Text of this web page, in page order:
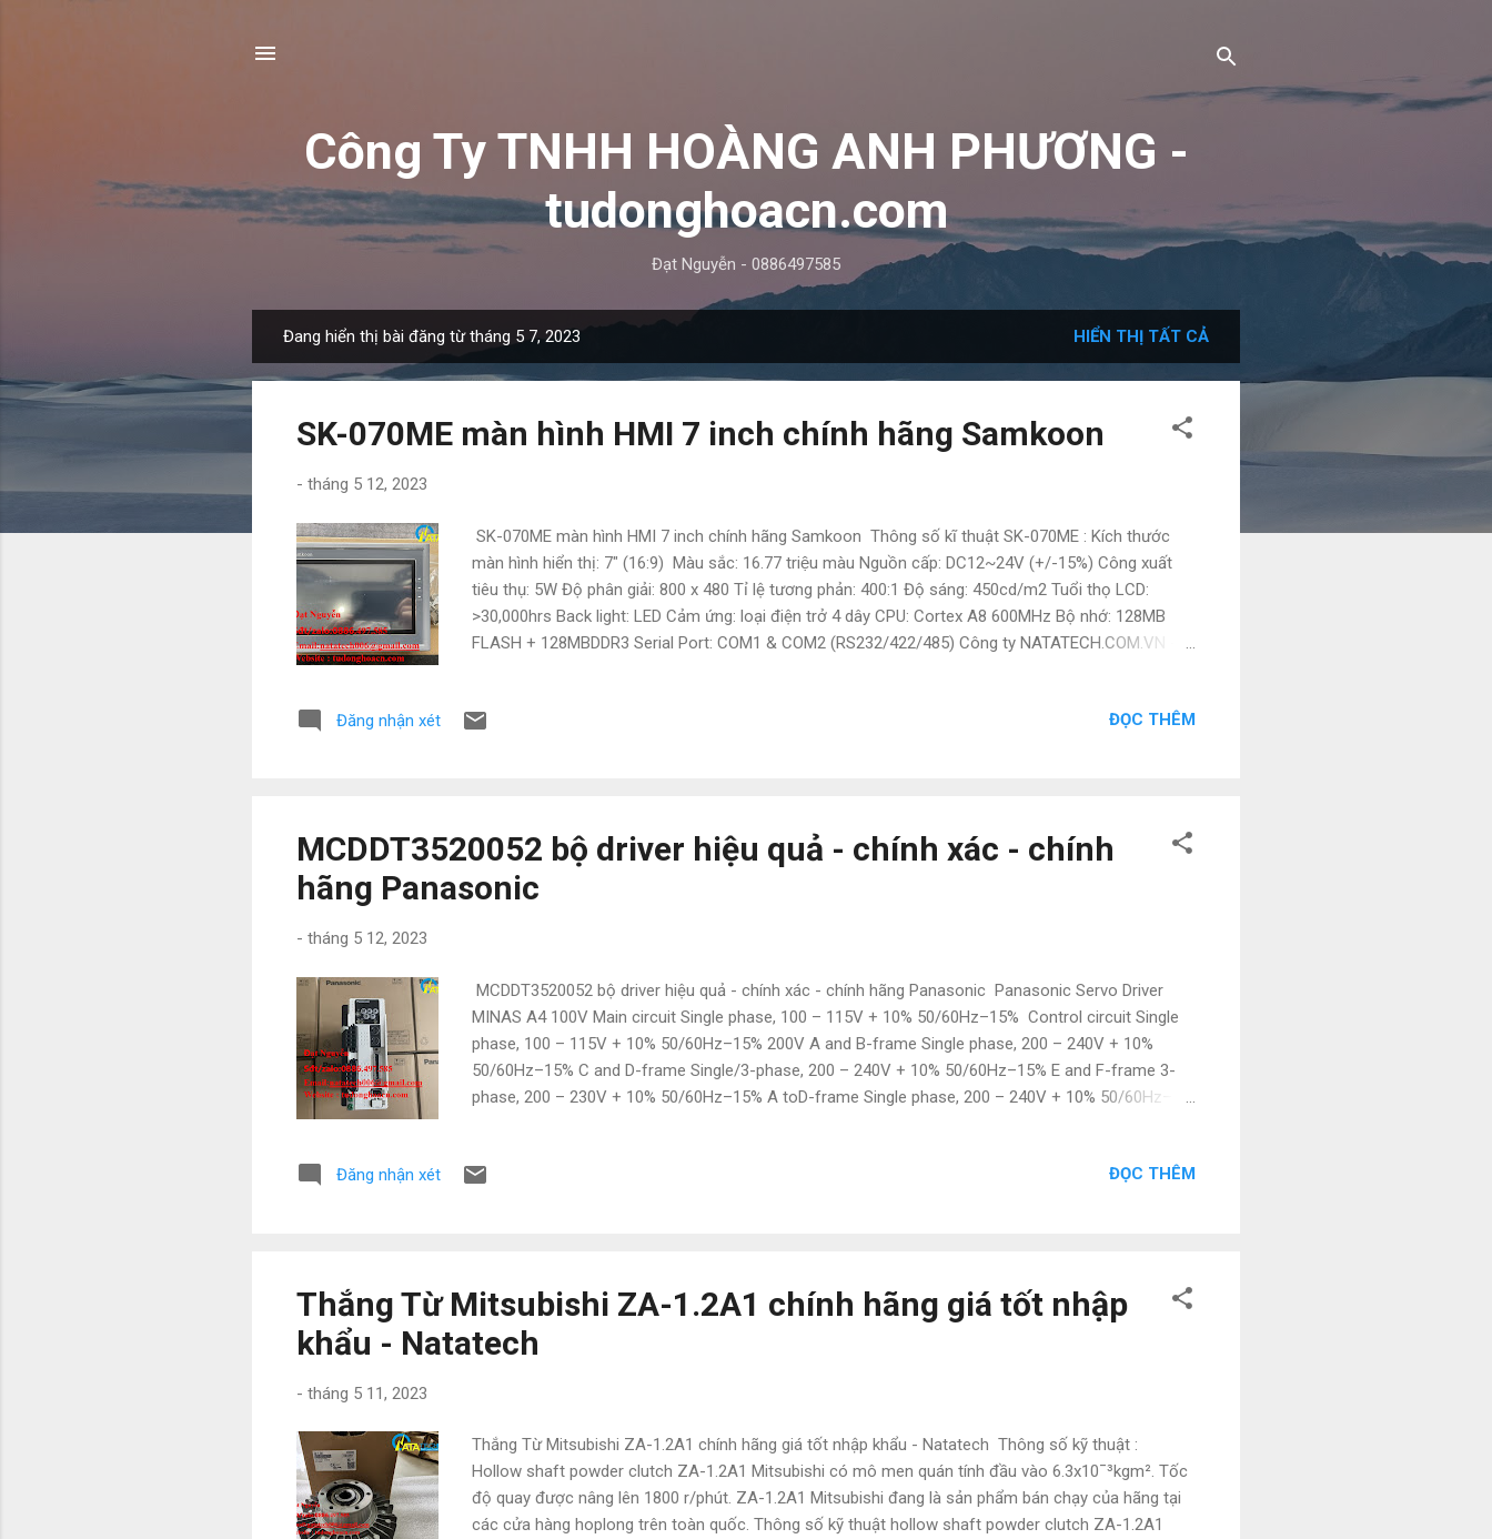
Công Ty TNHH HOÀNG ANH PHƯƠNG -
tudonghoacn.com
Đạt Nguyễn - 0886497585
à
Đang hiển thị bài đăng từ tháng 5 7, 2023 HIỂN THỊ TẤT CẢ
SK-070ME màn hình HMI 7 inch chính hãng Samkoon
- tháng 5 12, 2023
SK-070ME màn hình HMI 7 inch chính hãng Samkoon Thông số kĩ thuật SK-070ME : Kích thước
màn hình hiển thị: 7" (16:9) Màu sắc: 16.77 triệu màu Nguồn cấp: DC12~24V (+/-15%) Công xuất
tiêu thụ: 5W Độ phân giải: 800 x 480 Tỉ lệ tương phản: 400:1 Độ sáng: 450cd/m2 Tuổi thọ LCD:
>30,000hrs Back light: LED Cảm ứng: loại điện trở 4 dây CPU: Cortex A8 600MHz Bộ nhớ: 128MB
FLASH + 128MBDDR3 Serial Port: COM1 & COM2 (RS232/422/485) Công ty NATATECH.COM.VN -
có giá cực kì tốt. Giá bao luôn thị trường Để được tư vấn và hỗ trợ liên hệ ngay với em ạ: • Mr Đạt
Đăng nhận xét ĐỌC THÊM
MCDDT3520052 bộ driver hiệu quả - chính xác - chính
hãng Panasonic
- tháng 5 12, 2023
MCDDT3520052 bộ driver hiệu quả - chính xác - chính hãng Panasonic Panasonic Servo Driver
MINAS A4 100V Main circuit Single phase, 100 – 115V + 10% 50/60Hz–15% Control circuit Single
phase, 100 – 115V + 10% 50/60Hz–15% 200V A and B-frame Single phase, 200 – 240V + 10%
50/60Hz–15% C and D-frame Single/3-phase, 200 – 240V + 10% 50/60Hz–15% E and F-frame 3-
phase, 200 – 230V + 10% 50/60Hz–15% A toD-frame Single phase, 200 – 240V + 10% 50/60Hz–
hãng MITSUBISHI Hàng hóa đảm bảo những tiêu chuẩn về chất lượng và giá thành như sau: - Hàng
Đăng nhận xét ĐỌC THÊM
Thắng Từ Mitsubishi ZA-1.2A1 chính hãng giá tốt nhập
khẩu - Natatech
- tháng 5 11, 2023
Thắng Từ Mitsubishi ZA-1.2A1 chính hãng giá tốt nhập khẩu - Natatech Thông số kỹ thuật :
Hollow shaft powder clutch ZA-1.2A1 Mitsubishi có mô men quán tính đầu vào 6.3x10¯³kgm². Tốc
độ quay được nâng lên 1800 r/phút. ZA-1.2A1 Mitsubishi đang là sản phẩm bán chạy của hãng tại
các cửa hàng hoplong trên toàn quốc. Thông số kỹ thuật hollow shaft powder clutch ZA-1.2A1